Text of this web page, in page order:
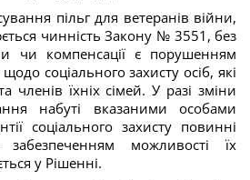
пільг для ветеранів війни,
чинність Закону № 3551, без
чи компенсації є порушенням
соціального захисту осіб, які
членів їхніх сімей. У разі зміни
набуті вказаними особами
соціального захисту повинні
можливості їх
у Рішенні.